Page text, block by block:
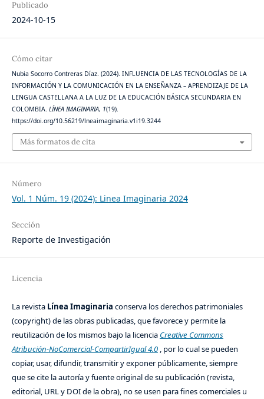
Publicado
2024-10-15
Cómo citar
Nubia Socorro Contreras Díaz. (2024). INFLUENCIA DE LAS TECNOLOGÍAS DE LA
INFORMACIÓN Y LA COMUNICACIÓN EN LA ENSEÑANZA – APRENDIZAJE DE LA
LENGUA CASTELLANA A LA LUZ DE LA EDUCACIÓN BÁSICA SECUNDARIA EN
COLOMBIA. LÍNEA IMAGINARIA, 1(19).
https://doi.org/10.56219/lneaimaginaria.v1i19.3244
Más formatos de cita
Número
Vol. 1 Núm. 19 (2024): Linea Imaginaria 2024
Sección
Reporte de Investigación
Licencia
La revista Línea Imaginaria conserva los derechos patrimoniales
(copyright) de las obras publicadas, que favorece y permite la
reutilización de los mismos bajo la licencia Creative Commons
Atribución-NoComercial-CompartirIgual 4.0, por lo cual se pueden
copiar, usar, difundir, transmitir y exponer públicamente, siempre
que se cite la autoría y fuente original de su publicación (revista,
editorial, URL y DOI de la obra), no se usen para fines comerciales u